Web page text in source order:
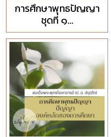
การศึกษาพุทธปัญญา
ชุดที่ ๑...